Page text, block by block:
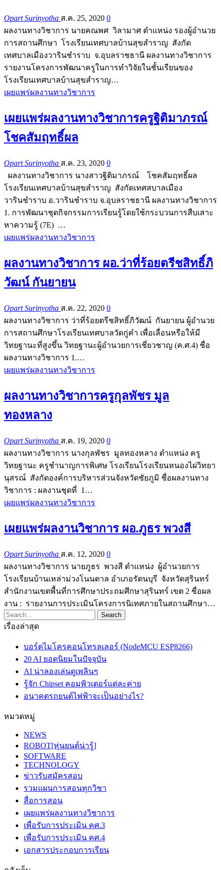
Opart Surinyotha ส.ค. 25, 2020 0
ผลงานทางวิชาการ นายคณพศ วิลามาศ ตำแหน่ง รองผู้อำนวย
การสถานศึกษา โรงเรียนเทศบาลบ้านสุขสำราญ สังกัด
เทศบาลเมืองวารินชำราบ จ.อุบลราชธานี ผลงานทางวิชาการ
รายงานโครงการพัฒนาครูในการทำวิจัยในชั้นเรียนของ
โรงเรียนเทศบาลบ้านสุขสำราญ…
เผยแพร่ผลงานทางวิชาการ
เผยแพร่ผลงานทางวิชาการครูฐิติมาภรณ์
โชคสัมฤทธิ์ผล
Opart Surinyotha ส.ค. 23, 2020 0
ผลงานทางวิชาการ นางสาวฐิติมาภรณ์ โชคสัมฤทธิ์ผล
โรงเรียนเทศบาลบ้านสุขสำราญ สังกัดเทศสบาลเมือง
วารินชำราบ อ.วารินชำราบ จ.อุบลราชธานี ผลงานทางวิชาการ
1. การพัฒนาชุดกิจกรรมการเรียนรู้โดยใช้กระบวนการสืบเสาะ
หาความรู้ (7E) …
เผยแพร่ผลงานทางวิชาการ
ผลงานทางวิชาการ ผอ.ว่าที่ร้อยตรีชสิทธิ์ภิ
วัฒน์ กันยายน
Opart Surinyotha ส.ค. 22, 2020 0
ผลงานทางวิชาการ ว่าที่ร้อยตรีชสิทธิ์ภิวัฒน์ กันยายน ผู้อำนวย
การสถานศึกษาโรงเรียนเทศบาลวัดกู่คำ เพื่อเลื่อนหรือให้มี
วิทยฐานะที่สูงขึ้น วิทยฐานะผู้อำนวยการเชี่ยวชาญ (ค.ศ.4) ชื่อ
ผลงานทางวิชาการ 1.…
เผยแพร่ผลงานทางวิชาการ
ผลงานทางวิชาการครูกุลพัชร มูล
ทองหลาง
Opart Surinyotha ส.ค. 19, 2020 0
ผลงานทางวิชาการ นางกุลพัชร มูลทองหลาง ตำแหน่ง ครู
วิทยฐานะ ครูชำนาญการพิเศษ โรงเรียนโรงเรียนหนองไผ่วิทยา
นุสรณ์ สังกัดองค์การบริหารส่วนจังหวัดชัยภูมิ ชื่อผลงานทาง
วิชาการ : ผลงานชุดที่ 1…
เผยแพร่ผลงานทางวิชาการ
เผยแพร่ผลงานวิชาการ ผอ.ภูธร พวงสี
Opart Surinyotha ส.ค. 12, 2020 0
ผลงานทางวิชาการ นายภูธร พวงสี ตำแหน่ง ผู้อำนวยการ
โรงเรียนบ้านเหล่าม่วงโนนตาล อำเภอรัตนบุรี จังหวัดสุรินทร์
สำนักงานเขตพื้นที่การศึกษาประถมศึกษาสุรินทร์ เขต 2 ชื่อผล
งาน : รายงานการประเมินโครงการนิเทศภายในสถานศึกษา…
เรื่องล่าสุด
บอร์ดไมโครคอนโทรลเลอร์ (NodeMCU ESP8266)
20 AI ยอดนิยมในปัจจุบัน
AI น่าลองเล่นดูเพลินๆ
รู้จัก Chipset คอมพิวเตอร์แต่ละค่าย
อนาคตรถยนต์ไฟฟ้าจะเป็นอย่างไร?
หมวดหมู่
NEWS
ROBOT[หุ่นยนต์น่ารู้]
SOFTWARE
TECHNOLOGY
ข่าวรับสมัครสอบ
รวมแผนการสอนทุกวิชา
สื่อการสอน
เผยแพร่ผลงานทางวิชาการ
เพื่อรับการประเมิน คศ.3
เพื่อรับการประเมิน คศ.4
เอกสารประกอบการเรียน